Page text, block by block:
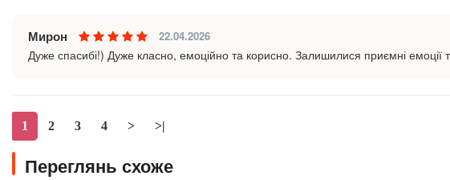
Мирон 22.04.2026
Дуже спасибі!) Дуже класно, емоційно та корисно. Залишилися приємні
1 2 3 4 > >|
Переглянь схоже